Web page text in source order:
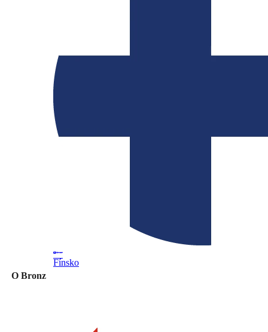
Fínsko
O Bronz